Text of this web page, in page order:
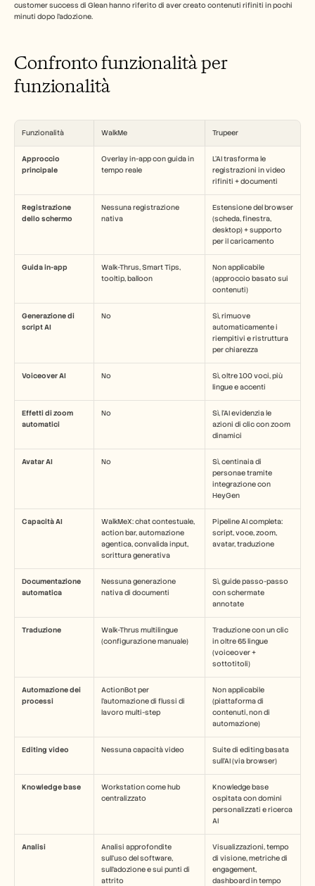
customer success di Glean hanno riferito di aver creato contenuti rifiniti in pochi
minuti dopo l'adozione.
Confronto funzionalità per
funzionalità
Funzionalità WalkMe Trupeer
Approccio
principale
Overlay in-app con guida in
tempo reale
L'AI trasforma le
registrazioni in video
rifiniti + documenti
Registrazione
dello schermo
Nessuna registrazione
nativa
Estensione del browser
(scheda, finestra,
desktop) + supporto
per il caricamento
Guida in-app
Walk-Thrus, Smart Tips,
tooltip, balloon
Non applicabile
(approccio basato sui
contenuti)
Generazione di
script AI
No
Sì, rimuove
automaticamente i
riempitivi e ristruttura
per chiarezza
Voiceover AI No
Sì, oltre 100 voci, più
lingue e accenti
Effetti di zoom
automatici
No
Sì, l'AI evidenzia le
azioni di clic con zoom
dinamici
Avatar AI No
Sì, centinaia di
personae tramite
integrazione con
HeyGen
Capacità AI
WalkMeX: chat contestuale,
action bar, automazione
agentica, convalida input,
scrittura generativa
Pipeline AI completa:
script, voce, zoom,
avatar, traduzione
Documentazione
automatica
Nessuna generazione
nativa di documenti
Sì, guide passo-passo
con schermate
annotate
Traduzione
Walk-Thrus multilingue
(configurazione manuale)
Traduzione con un clic
in oltre 65 lingue
(voiceover +
sottotitoli)
Automazione dei
processi
ActionBot per
l'automazione di flussi di
lavoro multi-step
Non applicabile
(piattaforma di
contenuti, non di
automazione)
Editing video Nessuna capacità video
Suite di editing basata
sull'AI (via browser)
Knowledge base
Workstation come hub
centralizzato
Knowledge base
ospitata con domini
personalizzati e ricerca
AI
Analisi
Analisi approfondite
sull'uso del software,
sull'adozione e sui punti di
attrito
Visualizzazioni, tempo
di visione, metriche di
engagement,
dashboard in tempo